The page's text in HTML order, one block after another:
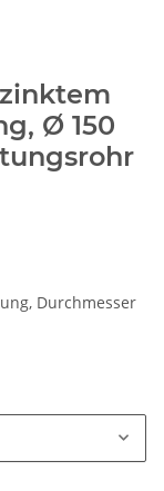
Ø 150
Durchmesser